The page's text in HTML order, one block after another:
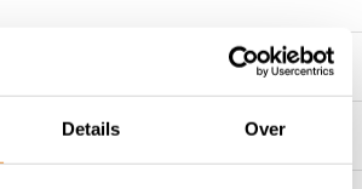
Details Over